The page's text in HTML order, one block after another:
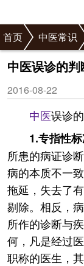
首页 中医常识
中医误诊的
2016-08-22
中医误诊
1.专指性
所患的病证诊
病的本质不一
拖延，失去了
剔除。相反，
所作的诊断与
何，凡是经过
职称的医生，